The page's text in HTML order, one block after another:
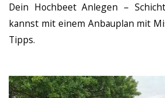
Dein Hochbeet Anlegen –
kannst mit einem Anbauplan mit
Tipps.